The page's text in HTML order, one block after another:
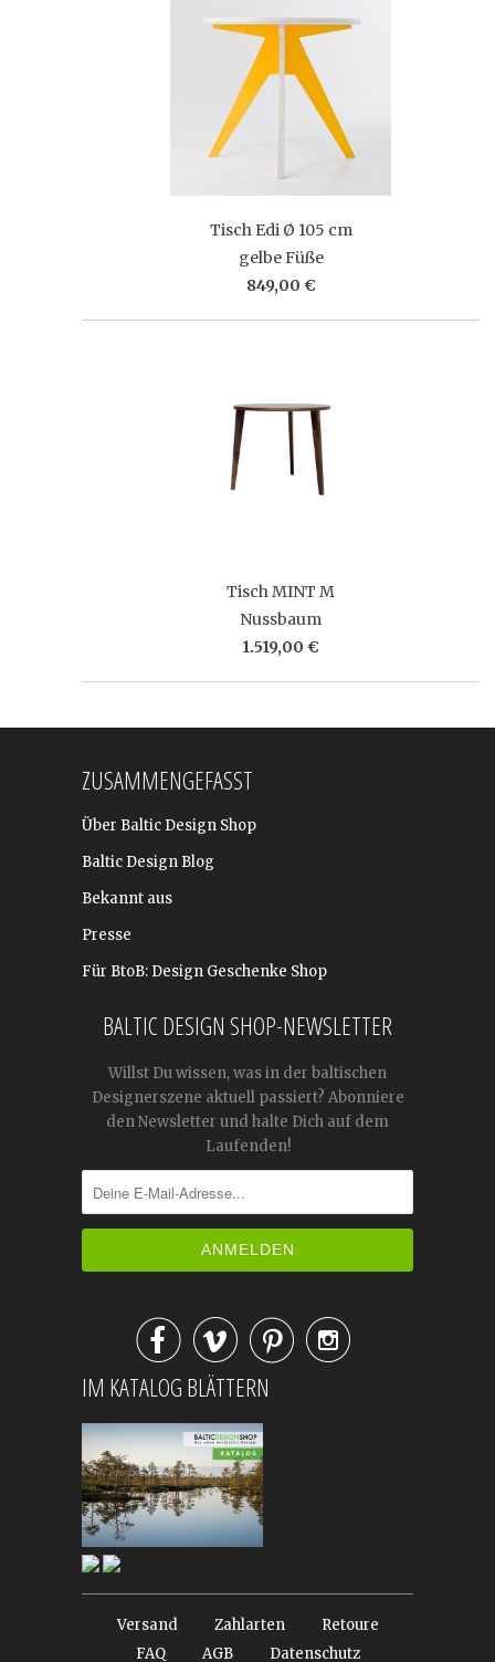
Tisch Edi Ø 105 cm
gelbe Füße
849,00 €
Tisch MINT M
Nussbaum
1.519,00 €
ZUSAMMENGEFASST
Über Baltic Design Shop
Baltic Design Blog
Bekannt aus
Presse
Für BtoB: Design Geschenke Shop
BALTIC DESIGN SHOP-NEWSLETTER
Willst Du wissen, was in der baltischen
Designerszene aktuell passiert? Abonniere
den Newsletter und halte Dich auf dem
Laufenden!

IM KATALOG BLÄTTERN
Versand Zahlarten
Retoure
FAQ
AGB Datenschutz